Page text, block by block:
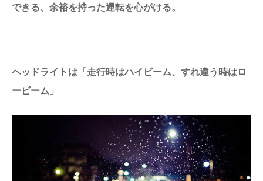
できる、余裕を持った運転を心がける。
ヘッドライトは「走行時はハイビーム、すれ違う時はロ
ービーム」